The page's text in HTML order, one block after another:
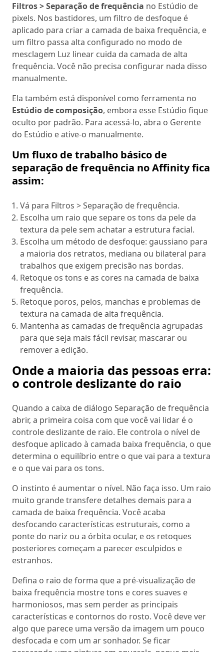
Filtros > Separação de frequência no Estúdio de
pixels. Nos bastidores, um filtro de desfoque é
aplicado para criar a camada de baixa frequência, e
um filtro passa alta configurado no modo de
mesclagem Luz linear cuida da camada de alta
frequência. Você não precisa configurar nada disso
manualmente.
Ela também está disponível como ferramenta no
Estúdio de composição, embora esse Estúdio fique
oculto por padrão. Para acessá-lo, abra o Gerente
do Estúdio e ative-o manualmente.
Um fluxo de trabalho básico de
separação de frequência no Affinity fica
assim:
Vá para Filtros > Separação de frequência.
Escolha um raio que separe os tons da pele da
textura da pele sem achatar a estrutura facial.
Escolha um método de desfoque: gaussiano para
a maioria dos retratos, mediana ou bilateral para
trabalhos que exigem precisão nas bordas.
Retoque os tons e as cores na camada de baixa
frequência.
Retoque poros, pelos, manchas e problemas de
textura na camada de alta frequência.
Mantenha as camadas de frequência agrupadas
para que seja mais fácil revisar, mascarar ou
remover a edição.
Onde a maioria das pessoas erra:
o controle deslizante do raio
Quando a caixa de diálogo Separação de frequência
abrir, a primeira coisa com que você vai lidar é o
controle deslizante de raio. Ele controla o nível de
desfoque aplicado à camada baixa frequência, o que
determina o equilíbrio entre o que vai para a textura
e o que vai para os tons.
O instinto é aumentar o nível. Não faça isso. Um raio
muito grande transfere detalhes demais para a
camada de baixa frequência. Você acaba
desfocando características estruturais, como a
ponte do nariz ou a órbita ocular, e os retoques
posteriores começam a parecer esculpidos e
estranhos.
Defina o raio de forma que a pré-visualização de
baixa frequência mostre tons e cores suaves e
harmoniosos, mas sem perder as principais
características e contornos do rosto. Você deve ver
algo que parece uma versão da imagem um pouco
desfocada e com um ar sonhador. Se ficar